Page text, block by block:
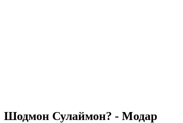
Шодмон Сулаймон? - Модар